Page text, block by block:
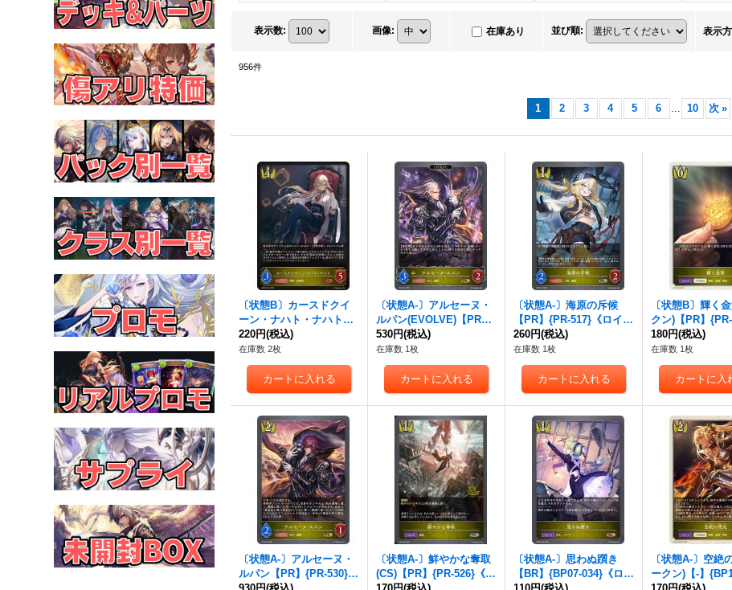
表示数: 画像: 在庫あり 並び順: 表示
956件
1 2 3 4 5 6 ... 10 次 »
〔状態B〕カースドクイ
ーン・ナハト・ナハト
【LG】{SD07-004}《ロイ
ヤル》
220円(税込)
在庫数 2枚
〔状態A-〕アルセーヌ・
ルパン(EVOLVE)【PR】
{PR-531}《ロイヤル》
530円(税込)
在庫数 1枚
〔状態A-〕海原の斥候
【PR】{PR-517}《ロイヤ
ル》
260円(税込)
在庫数 1枚
〔状態B〕輝く
クン)【PR】
《ロイヤル》
180円(税込)
在庫数 1枚
〔状態A-〕アルセーヌ・
ルパン【PR】{PR-530}
〔状態A-〕鮮やかな奪取
(CS)【PR】{PR-526}《ロ
〔状態A-〕思わぬ躓き
【BR】{BP07-034}《ロイ
〔状態A-〕空絶
ークン)【-】